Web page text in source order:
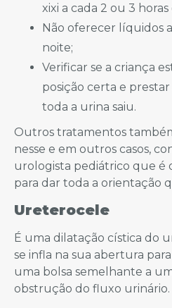
xixi a cada 2 ou 3
Não oferecer líquidos
noite;
Verificar se a criança
posição certa e
toda a urina saiu.
Outros tratamentos
nesse e em outros casos,
urologista pediátrico que é
para dar toda a orientação
Ureterocele
É uma dilatação cística do
se infla na sua abertura
uma bolsa semelhante a
obstrução do fluxo urinário.